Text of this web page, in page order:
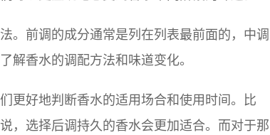
。前调的成分通常是列在列表最前面的，中调
解香水的调配方法和味道变化。
更好地判断香水的适用场合和使用时间。比
，选择后调持久的香水会更加适合。而对于那